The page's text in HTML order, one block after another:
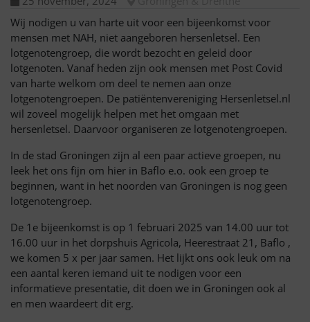
Wij nodigen u van harte uit voor een bijeenkomst voor
mensen met NAH, niet aangeboren hersenletsel. Een
lotgenotengroep, die wordt bezocht en geleid door
lotgenoten. Vanaf heden zijn ook mensen met Post Covid
van harte welkom om deel te nemen aan onze
lotgenotengroepen. De patiëntenvereniging Hersenletsel.nl
wil zoveel mogelijk helpen met het omgaan met
hersenletsel. Daarvoor organiseren ze lotgenotengroepen.
In de stad Groningen zijn al een paar actieve groepen, nu
leek het ons fijn om hier in Baflo e.o. ook een groep te
beginnen, want in het noorden van Groningen is nog geen
lotgenotengroep.
De 1 e bijeenkomst is op 1 februari 2025 van 14.00 uur tot
16.00 uur in het dorpshuis Agricola, Heerestraat 21, Baflo ,
we komen 5 x per jaar samen. Het lijkt ons ook leuk om na
een aantal keren iemand uit te nodigen voor een
informatieve presentatie, dit doen we in Groningen ook al
en men waardeert dit erg.